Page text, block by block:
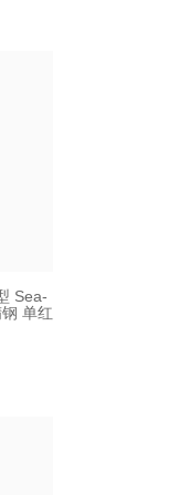
Sea-
单红